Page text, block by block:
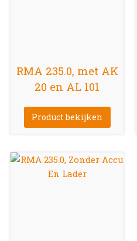
RMA 235.0, met AK
20 en AL 101
Product bekijken